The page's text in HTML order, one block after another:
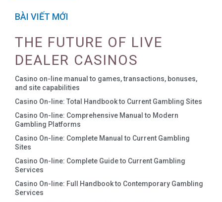
BÀI VIẾT MỚI
THE FUTURE OF LIVE
DEALER CASINOS
Casino on-line manual to games, transactions, bonuses,
and site capabilities
Casino On-line: Total Handbook to Current Gambling Sites
Casino On-line: Comprehensive Manual to Modern
Gambling Platforms
Casino On-line: Complete Manual to Current Gambling
Sites
Casino On-line: Complete Guide to Current Gambling
Services
Casino On-line: Full Handbook to Contemporary Gambling
Services